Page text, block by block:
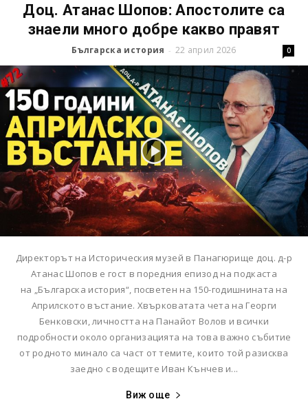
Доц. Атанас Шопов: Апостолите са
знаели много добре какво правят
Българска история - 22 април 2026 0
Директорът на Историческия музей в Панагюрище доц. д-р
Атанас Шопов е гост в поредния епизод на подкаста
на „Българска история“, посветен на 150-годишнината на
Априлското въстание. Хвърковатата чета на Георги
Бенковски, личността на Панайот Волов и всички
подробности около организацията на това важно събитие
от родното минало са част от темите, които той разисква
заедно с водещите Иван Кънчев и...
Виж още